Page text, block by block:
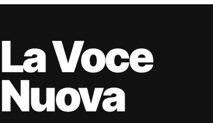
La Voce
Nuova